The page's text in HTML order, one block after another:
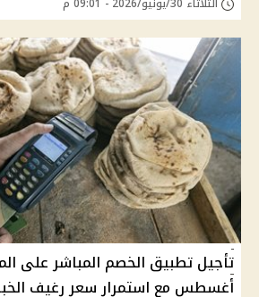
تأجيل تطبيق الخصم المباشر على
أغسطس مع استمرار سعر رغيف